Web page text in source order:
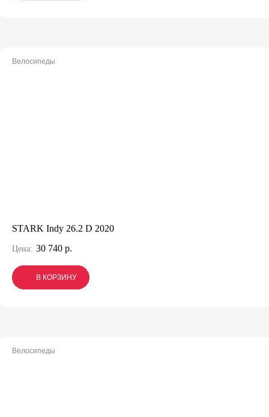
Велосипеды
STARK Indy 26.2 D 2020
Цена: 30 740 р.
В КОРЗИНУ
В КОРЗИНУ
В КОРЗИНУ
Велосипеды